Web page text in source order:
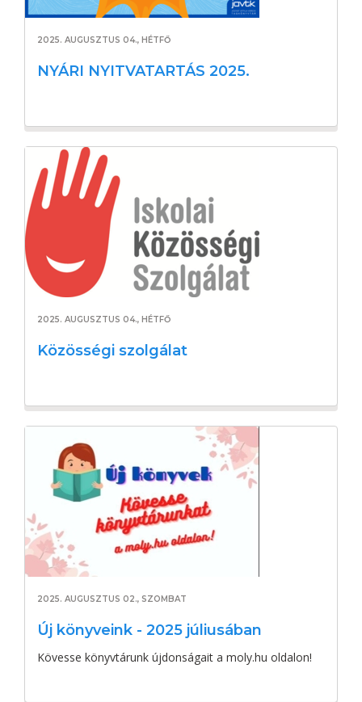
2025. AUGUSZTUS 04., HÉTFŐ
NYÁRI NYITVATARTÁS 2025.
2025. AUGUSZTUS 04., HÉTFŐ
Közösségi szolgálat
2025. AUGUSZTUS 02., SZOMBAT
Új könyveink - 2025 júliusában
Kövesse könyvtárunk újdonságait a moly.hu oldalon!